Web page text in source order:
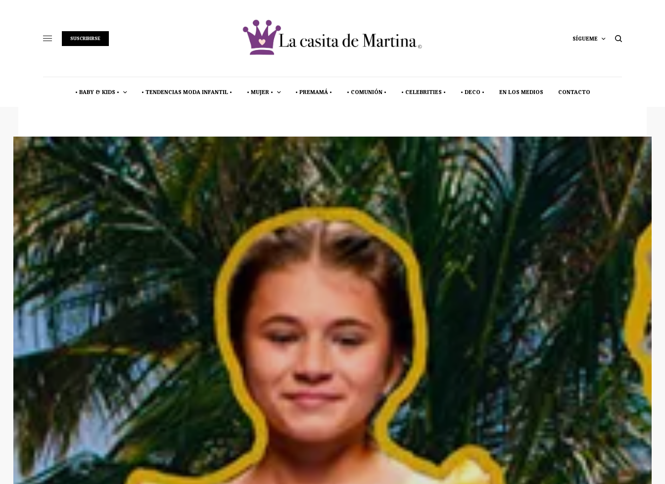
SUSCRIBIRSE SÍGUEME
• BABY & KIDS • • TENDENCIAS MODA INFANTIL • • MUJER • • PREMAMÁ • • COMUNIÓN • • CELEBRITIES • • DECO • EN LOS MEDIOS CONTACTO